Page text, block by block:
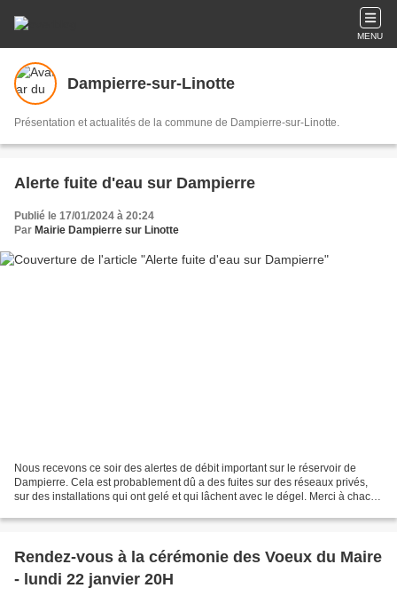
MENU
Dampierre-sur-Linotte
Présentation et actualités de la commune de Dampierre-sur-Linotte.
Alerte fuite d'eau sur Dampierre
Publié le 17/01/2024 à 20:24
Par Mairie Dampierre sur Linotte
Nous recevons ce soir des alertes de débit important sur le réservoir de
Dampierre. Cela est probablement dû a des fuites sur des réseaux privés,
sur des installations qui ont gelé et qui lâchent avec le dégel. Merci à chacun
Rendez-vous à la cérémonie des Voeux du Maire
- lundi 22 janvier 20H